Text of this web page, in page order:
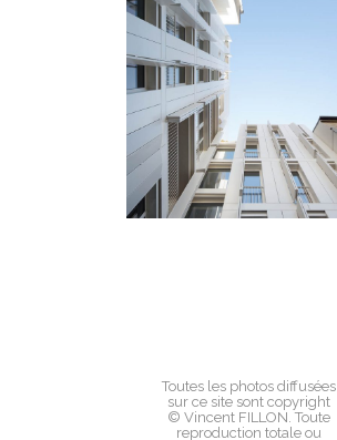
Toutes les photos diffusées
sur ce site sont copyright
© Vincent FILLON. Toute
reproduction totale ou